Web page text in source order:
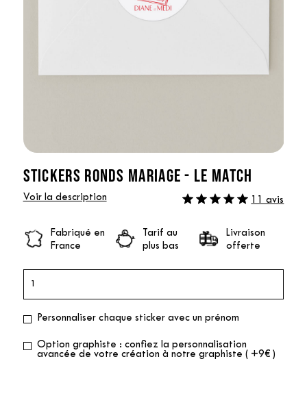
STICKERS RONDS MARIAGE - LE MATCH
Voir la description 11 avis
Fabriqué en
France
Tarif au
plus bas
Livraison
offerte
Personnaliser chaque sticker avec un prénom
Option graphiste : confiez la personnalisation
avancée de votre création à notre graphiste ( +9€ )